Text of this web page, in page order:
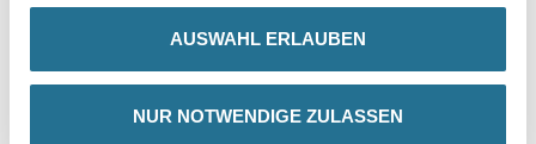
AUSWAHL ERLAUBEN
NUR NOTWENDIGE ZULASSEN
GEFAHRENHINWEISE
DATENBLÄTTER